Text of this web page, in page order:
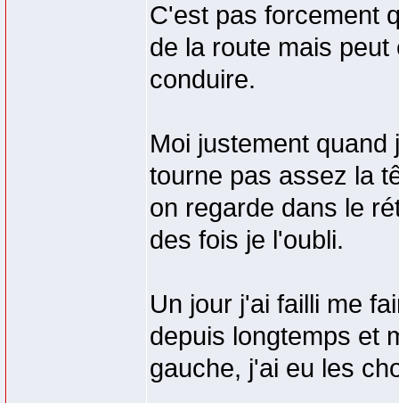
C'est pas forcement
de la route mais
conduire.
Moi justement
tourne pas assez la
on regarde dans le
des fois je l'oubli.
Un jour j'ai failli me
depuis longtemps et
gauche, j'ai eu les